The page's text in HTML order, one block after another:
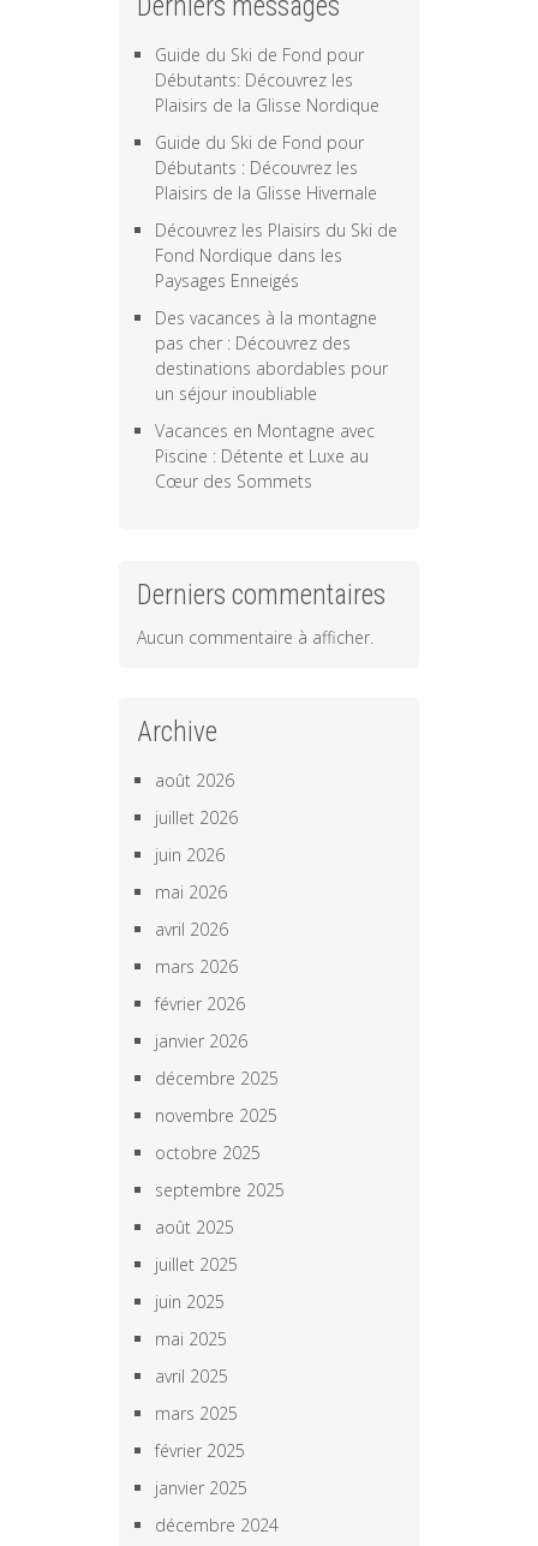
Derniers messages
Guide du Ski de Fond pour
Débutants: Découvrez les
Plaisirs de la Glisse Nordique
Guide du Ski de Fond pour
Débutants : Découvrez les
Plaisirs de la Glisse Hivernale
Découvrez les Plaisirs du Ski de
Fond Nordique dans les
Paysages Enneigés
Des vacances à la montagne
pas cher : Découvrez des
destinations abordables pour
un séjour inoubliable
Vacances en Montagne avec
Piscine : Détente et Luxe au
Cœur des Sommets
Derniers commentaires
Aucun commentaire à afficher.
Archive
août 2026
juillet 2026
juin 2026
mai 2026
avril 2026
mars 2026
février 2026
janvier 2026
décembre 2025
novembre 2025
octobre 2025
septembre 2025
août 2025
juillet 2025
juin 2025
mai 2025
avril 2025
mars 2025
février 2025
janvier 2025
décembre 2024